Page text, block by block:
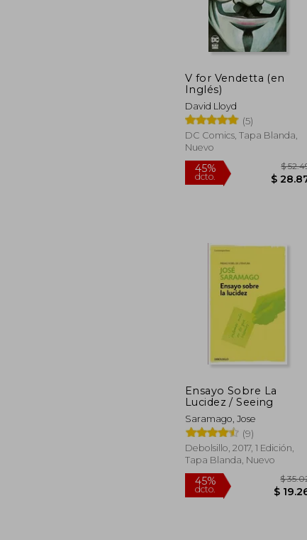
dcto.
V for Vendetta (en
Inglés)
David Lloyd
(5)
DC Comics, Tapa Blanda,
Nuevo
45%
dcto.
Ensayo Sobre La
Lucidez / Seeing
Saramago, Jose
(9)
Debolsillo, 2017, 1 Edición,
Tapa Blanda, Nuevo